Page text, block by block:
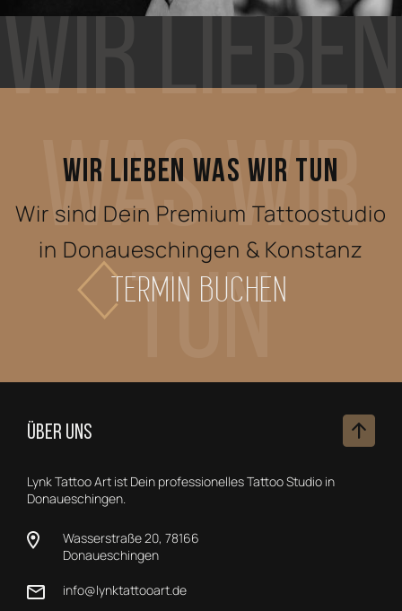
Wir Lieben
Was Wir
Tun
WIR LIEBEN WAS WIR TUN
Wir sind Dein Premium Tattoostudio
in Donaueschingen & Konstanz
TERMIN BUCHEN
ÜBER UNS
Lynk Tattoo Art ist Dein professionelles Tattoo Studio in
Donaueschingen.
Wasserstraße 20, 78166
Donaueschingen
info@lynktattooart.de